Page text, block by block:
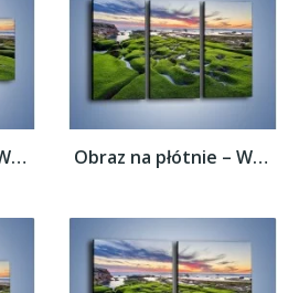
Obraz na płótnie – Woda w nierównym... Obraz na płótnie – Woda w nierównym...